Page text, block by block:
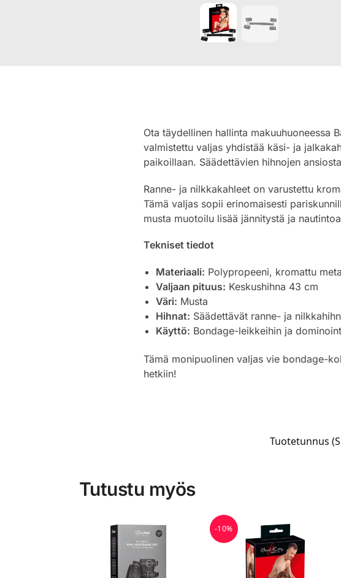
Ota täydellinen hallinta makuuhuoneessa
valmistettu valjas yhdistää käsi- ja
paikoillaan. Säädettävien hihnojen
Ranne- ja nilkkakahleet on varustettu
Tämä valjas sopii erinomaisesti
musta muotoilu lisää jännitystä ja
Tekniset tiedot
Materiaali: Polypropeeni, kromattu
Valjaan pituus: Keskushihna 43 cm
Väri: Musta
Hihnat: Säädettävät ranne- ja
Käyttö: Bondage-leikkeihin ja
Tämä monipuolinen valjas vie bondage-
hetkiin!
Tuotetunnus
Tutustu myös
-10%